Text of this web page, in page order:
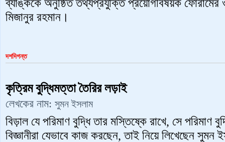
ব্যাঙ্ককে অনুষ্ঠিত তথ্যপ্রযুক্তি প্রয়োগবিষয়ক ফোরামের
মিজানুর রহমান।
দশদিগন্ত
কৃত্রিম বুদ্ধিমত্তা তৈরির লড়াই
লেখকের নাম: সুমন ‍ইসলাম
বিড়াল যে পরিমাণ বুদ্ধি তার মস্তিষ্কে রাখে, সে পরিমাণ
বিজ্ঞানীরা যেভাবে কাজ করছেন, তাই নিয়ে লিখেছেন সুমন